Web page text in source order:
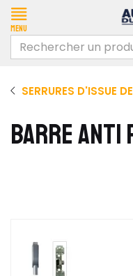
Menu
SERRURES D'ISSUE
BARRE ANTI